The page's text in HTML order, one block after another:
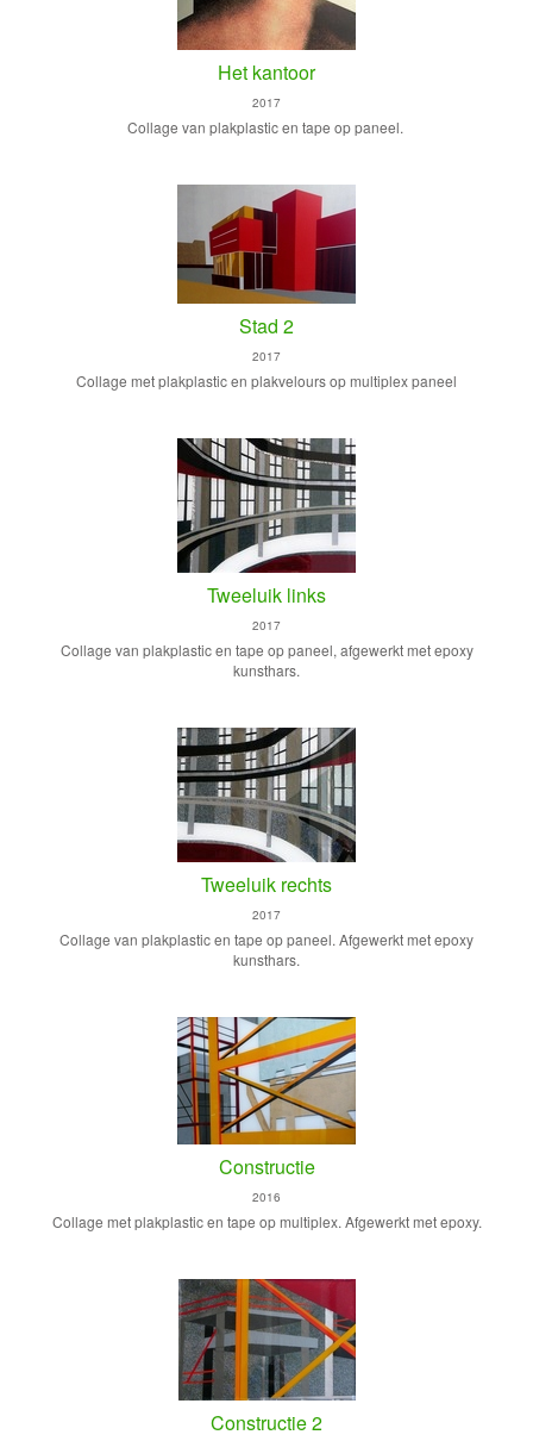
Het kantoor
2017
Collage van plakplastic en tape op paneel.
Stad 2
2017
Collage met plakplastic en plakvelours op multiplex paneel
Tweeluik links
2017
Collage van plakplastic en tape op paneel, afgewerkt met epoxy
kunsthars.
Tweeluik rechts
2017
Collage van plakplastic en tape op paneel. Afgewerkt met epoxy
kunsthars.
Constructie
2016
Collage met plakplastic en tape op multiplex. Afgewerkt met epoxy.
Constructie 2